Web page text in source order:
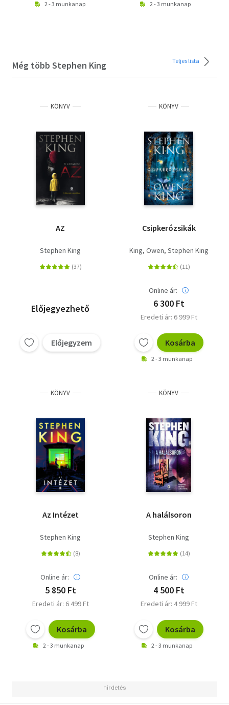
2 - 3 munkanap 2 - 3 munkanap
Még több Stephen King Teljes lista
KÖNYV
AZ
Stephen King
Előjegyezhető
Előjegyzem
KÖNYV
Csipkerózsikák
King, Owen Stephen King
Online ár:
6 300 Ft
Eredeti ár: 6 999 Ft
Kosárba
2 - 3 munkanap
KÖNYV
Az Intézet
Stephen King
Online ár:
5 850 Ft
Eredeti ár: 6 499 Ft
Kosárba
2 - 3 munkanap
KÖNYV
A halálsoron
Stephen King
Online ár:
4 500 Ft
Eredeti ár: 4 999 Ft
Kosárba
2 - 3 munkanap